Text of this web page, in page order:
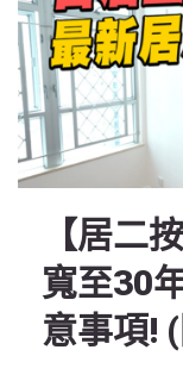
【居二
寬至30
意事項!